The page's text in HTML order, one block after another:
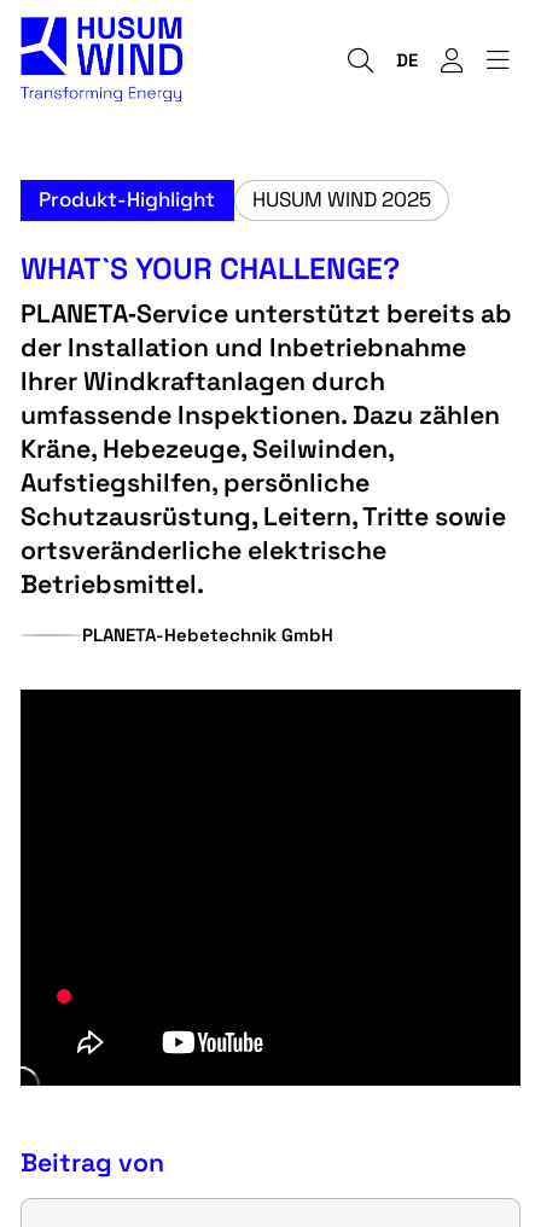
DE
Produkt-Highlight HUSUM WIND 2025
WHAT`S YOUR CHALLENGE?
PLANETA‑Service unterstützt bereits ab
der Installation und Inbetriebnahme
Ihrer Windkraftanlagen durch
umfassende Inspektionen. Dazu zählen
Kräne, Hebezeuge, Seilwinden,
Aufstiegshilfen, persönliche
Schutzausrüstung, Leitern, Tritte sowie
ortsveränderliche elektrische
Betriebsmittel.
PLANETA-Hebetechnik GmbH
Beitrag von